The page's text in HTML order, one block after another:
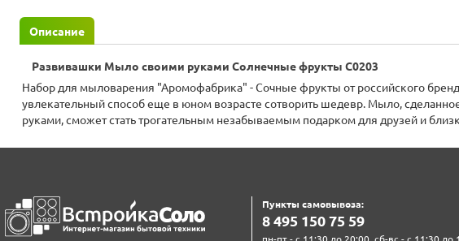
Описание
Развивашки Мыло своими руками Солнечные фрукты С0203
Набор для мыловарения "Аромофабрика" - Сочные фрукты от российского
увлекательный способ еще в юном возрасте сотворить шедевр. Мыло,
руками, сможет стать трогательным незабываемым подарком для друзей и
Пункты самовывоза:
8‍ 4‍9‍5‍ 1‍5‍0‍ 7‍5‍ 5‍9‍